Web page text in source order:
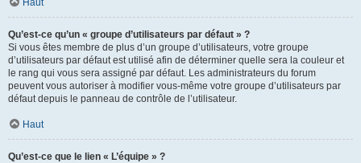
Haut
Qu’est-ce qu’un « groupe d’utilisateurs par défaut » ?
Si vous êtes membre de plus d’un groupe d’utilisateurs, votre groupe
d’utilisateurs par défaut est utilisé afin de déterminer quelle sera la couleur et
le rang qui vous sera assigné par défaut. Les administrateurs du forum
peuvent vous autoriser à modifier vous-même votre groupe d’utilisateurs par
défaut depuis le panneau de contrôle de l’utilisateur.
Haut
Qu’est-ce que le lien « L’équipe » ?